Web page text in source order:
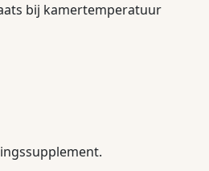
bij kamertemperatuur